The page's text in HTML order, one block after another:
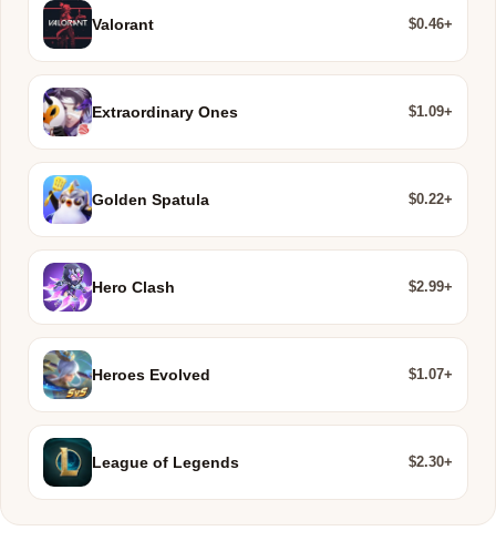
Valorant $0.46+
Extraordinary Ones $1.09+
Golden Spatula $0.22+
Hero Clash $2.99+
Heroes Evolved $1.07+
League of Legends $2.30+